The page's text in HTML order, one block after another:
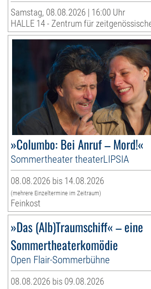
Samstag, 08.08.2026 | 16:00 Uhr
HALLE 14 - Zentrum für
»Columbo: Bei Anruf – Mord!«
Sommertheater theaterLIPSIA
08.08.2026 bis 14.08.2026
(mehrere Einzeltermine im Zeitraum)
Feinkost
»Das (Alb)Traumschiff« – eine
Sommertheaterkomödie
Open Flair-Sommerbühne
08.08.2026 bis 09.08.2026